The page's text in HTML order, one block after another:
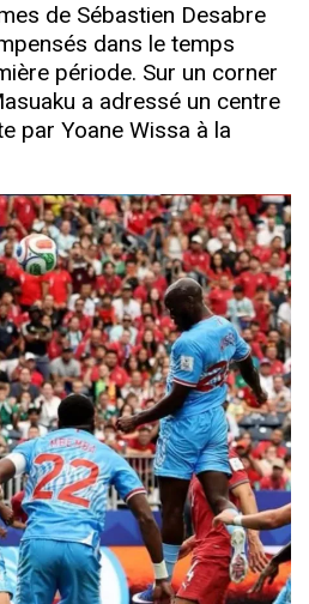
de Sébastien Desabre
dans le temps
période. Sur un corner
a adressé un centre
par Yoane Wissa à la